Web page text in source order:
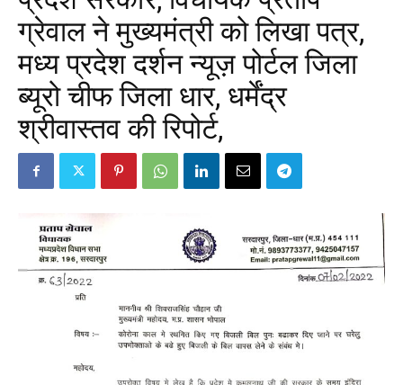
ग्रेवाल ने मुख्यमंत्री को लिखा पत्र,
मध्य प्रदेश दर्शन न्यूज़ पोर्टल जिला
ब्यूरो चीफ जिला धार, धर्मेंद्र
श्रीवास्तव की रिपोर्ट,